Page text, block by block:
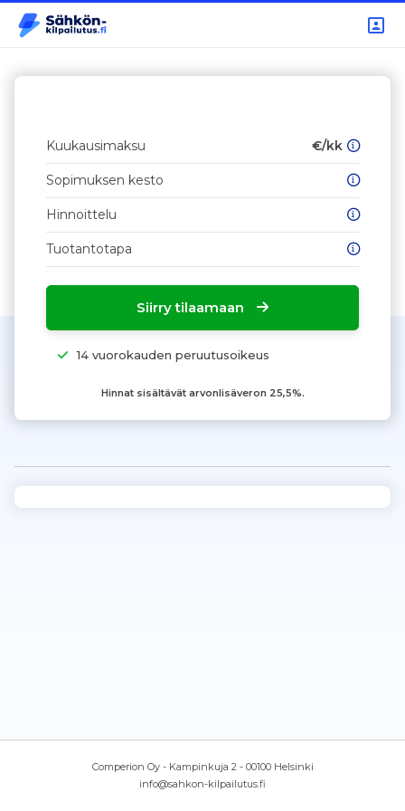
Kuukausimaksu €/kk
Sopimuksen kesto
Hinnoittelu
Tuotantotapa
Siirry tilaamaan
14 vuorokauden peruutusoikeus
Hinnat sisältävät arvonlisäveron 25,5%.
Comperion Oy - Kampinkuja 2 - 00100 Helsinki
info@sahkon-kilpailutus.fi